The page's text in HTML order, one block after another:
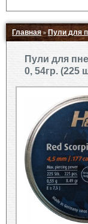
Главная»Пули для
Пули для
0, 54гр. (225